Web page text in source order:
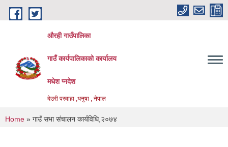
Skip to main content
औरही गाउँपालिका
गाउँ कार्यपालिकाको कार्यालय
मधेश प्नदेश
देउरी परवाहा ,धनुषा , नेपाल
You are here
Home » गाउँ सभा संचालन कार्यविधि,२०७४